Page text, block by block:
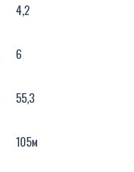
4,2
6
55,3
105м